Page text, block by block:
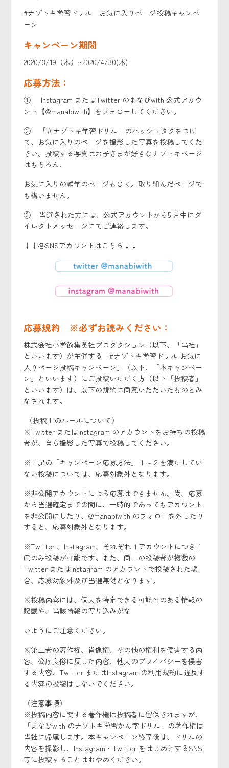
#ナゾトキ学習ドリル お気に入りページ投稿キャンペ
ーン
キャンペーン期間
2020/3/19（木）~2020/4/30(木)
応募方法：
① Instagram またはTwitter のまなびwith 公式アカウ
ント【@manabiwith】をフォローしてください。
② 「＃ナゾトキ学習ドリル」のハッシュタグをつけ
て、お気に入りのページを撮影した写真を投稿してくだ
さい。投稿する写真はお子さまが好きなナゾトキページ
はもちろん、
お気に入りの雑学のページもＯＫ。取り組んだページで
も構いません。
③ 当選された方には、公式アカウントから5 月中にダ
イレクトメッセージにてご連絡します。
↓↓各SNSアカウントはこちら↓↓
応募規約 ※必ずお読みください：
株式会社小学館集英社プロダクション（以下、「当社」
といいます）が主催する「#ナゾトキ学習ドリル お気に
入りページ投稿キャンペーン」（以下、「本キャンペー
ン」といいます）にご投稿いただく方（以下「投稿者」
といいます）は、以下の規約に同意いただいたものとみ
なされます。
（投稿上のルールについて）
※Twitter またはInstagram のアカウントをお持ちの投稿
者が、自ら撮影した写真で投稿してください。
※上記の「キャンペーン応募方法」１～２を満たしてい
ない投稿については、応募対象外となります。
※非公開アカウントによる応募はできません。尚、応募
から当選確定までの間に、一時的であってもアカウント
を非公開にしたり、@manabiwith のフォローを外したり
すると、応募対象外となります。
※Twitter 、Instagram、それぞれ１アカウントにつき１
回のみ投稿が可能です。また、同一の投稿者が複数の
Twitter またはInstagram のアカウントで投稿された場
合、応募対象外及び当選無効となります。
※投稿内容には、個人を特定できる可能性のある情報の
記載や、当該情報の写り込みがな
いようにご注意ください。
※第三者の著作権、肖像権、その他の権利を侵害する内
容、公序良俗に反した内容、他人のプライバシーを侵害
する内容、Twitter またはInstagram の利用規約に違反す
る内容の投稿はしないでください。
（注意事項）
※投稿内容に関する著作権は投稿者に留保されますが、
「まなびwith のナゾトキ学習かん字ドリル」の著作権は
当社に帰属します。本キャンペーン終了後は、ドリルの
内容を撮影し、Instagram・Twitter をはじめとするSNS
等に投稿することはおやめください。